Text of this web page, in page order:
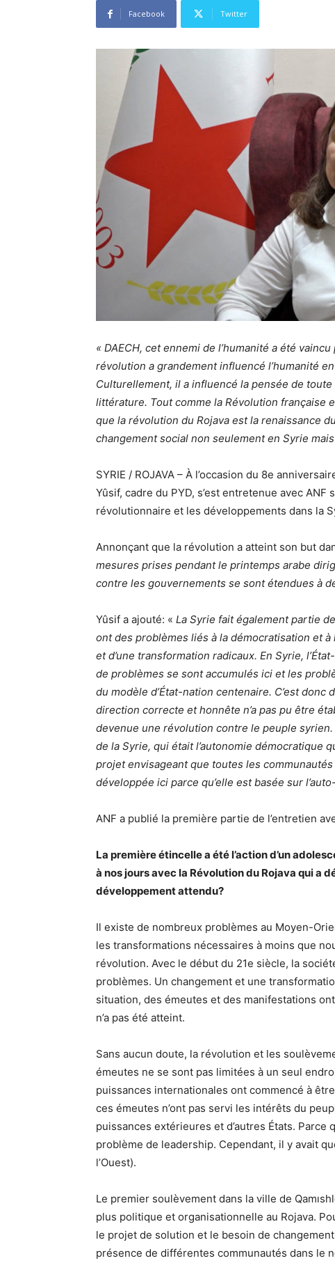
Facebook Twitter
« DAECH, cet ennemi de l’humanité a été
révolution a grandement influencé l’humanité
Culturellement, il a influencé la pensée de
littérature. Tout comme la Révolution française
que la révolution du Rojava est la renaissance
changement social non seulement en Syrie
SYRIE / ROJAVA – À l’occasion du 8e
Yûsif, cadre du PYD, s’est entretenue avec
révolutionnaire et les développements dans la
Annonçant que la révolution a atteint son but
mesures prises pendant le printemps arabe
contre les gouvernements se sont étendues à
Yûsif a ajouté: « La Syrie fait également partie
ont des problèmes liés à la démocratisation et
et d’une transformation radicaux. En Syrie,
de problèmes se sont accumulés ici et les
du modèle d’État-nation centenaire. C’est
direction correcte et honnête n’a pas pu être
devenue une révolution contre le peuple
de la Syrie, qui était l’autonomie démocratique
projet envisageant que toutes les
développée ici parce qu’elle est basée sur
ANF a publié la première partie de l’entretien
La première étincelle a été l’action d’un
à nos jours avec la Révolution du Rojava qui a
développement attendu?
Il existe de nombreux problèmes au Moyen-
les transformations nécessaires à moins que
révolution. Avec le début du 21e siècle, la
problèmes. Un changement et une
situation, des émeutes et des manifestations
n’a pas été atteint.
Sans aucun doute, la révolution et les
émeutes ne se sont pas limitées à un seul
puissances internationales ont commencé à
ces émeutes n’ont pas servi les intérêts du
puissances extérieures et d’autres États.
problème de leadership. Cependant, il y avait
l’Ouest).
Le premier soulèvement dans la ville de
plus politique et organisationnelle au Rojava.
le projet de solution et le besoin de
présence de différentes communautés dans le